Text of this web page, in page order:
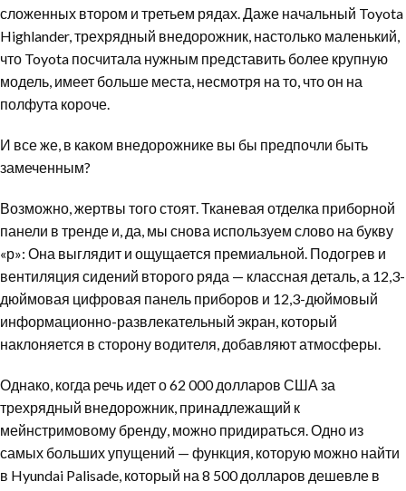
сложенных втором и третьем рядах. Даже начальный Toyota
Highlander, трехрядный внедорожник, настолько маленький,
что Toyota посчитала нужным представить более крупную
модель, имеет больше места, несмотря на то, что он на
полфута короче.
И все же, в каком внедорожнике вы бы предпочли быть
замеченным?
Возможно, жертвы того стоят. Тканевая отделка приборной
панели в тренде и, да, мы снова используем слово на букву
«р»: Она выглядит и ощущается премиальной. Подогрев и
вентиляция сидений второго ряда — классная деталь, а 12,3-
дюймовая цифровая панель приборов и 12,3-дюймовый
информационно-развлекательный экран, который
наклоняется в сторону водителя, добавляют атмосферы.
Однако, когда речь идет о 62 000 долларов США за
трехрядный внедорожник, принадлежащий к
мейнстримовому бренду, можно придираться. Одно из
самых больших упущений — функция, которую можно найти
в Hyundai Palisade, который на 8 500 долларов дешевле в